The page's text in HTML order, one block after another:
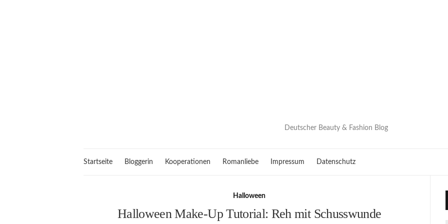
Deutscher Beauty & Fashion Blog
Startseite Bloggerin Kooperationen Romanliebe Impressum Datenschutz
Halloween
Halloween Make-Up Tutorial: Reh mit Schusswunde